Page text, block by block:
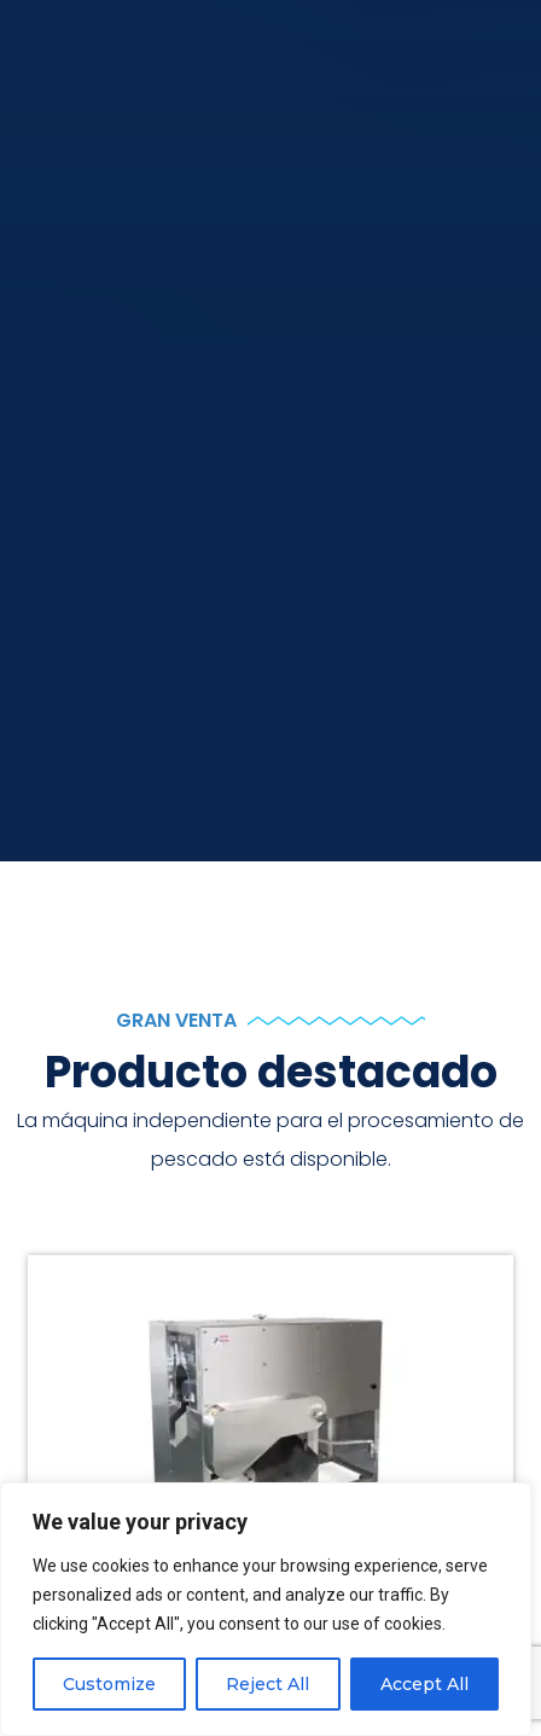
We value your privacy
We use cookies to enhance your browsing experience, serve
personalized ads or content, and analyze our traffic. By
clicking "Accept All", you consent to our use of cookies.
Customize Reject All Accept All
GRAN VENTA
Producto destacado
La máquina independiente para el procesamiento de
pescado está disponible.
Fileteadora de pescado